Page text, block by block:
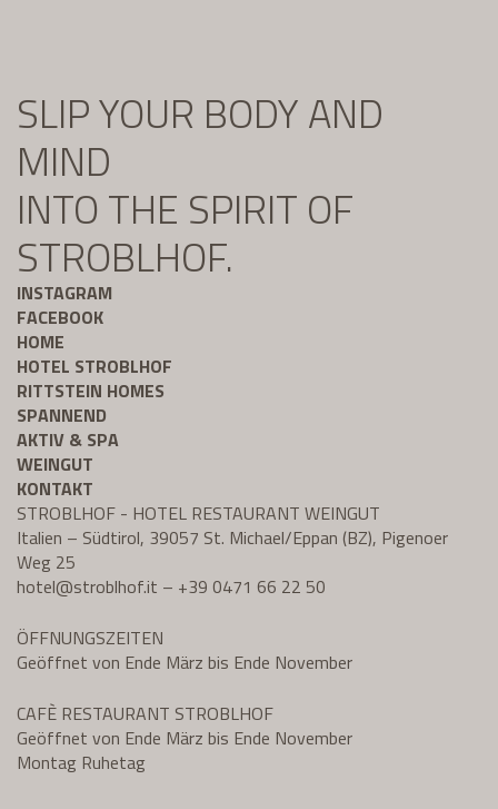
SLIP YOUR BODY AND
MIND
INTO THE SPIRIT OF
STROBLHOF.
INSTAGRAM
FACEBOOK
HOME
HOTEL STROBLHOF
RITTSTEIN HOMES
SPANNEND
AKTIV & SPA
WEINGUT
KONTAKT
STROBLHOF - HOTEL RESTAURANT WEINGUT
Italien – Südtirol, 39057 St. Michael/Eppan (BZ), Pigenoer
Weg 25
hotel@stroblhof.it – +39 0471 66 22 50
ÖFFNUNGSZEITEN
Geöffnet von Ende März bis Ende November
CAFÈ RESTAURANT STROBLHOF
Geöffnet von Ende März bis Ende November
Montag Ruhetag